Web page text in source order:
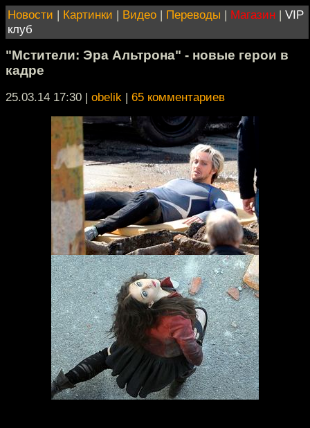
Новости | Картинки | Видео | Переводы | Магазин | VIP
клуб
"Мстители: Эра Альтрона" - новые герои в
кадре
25.03.14 17:30 | obelik | 65 комментариев